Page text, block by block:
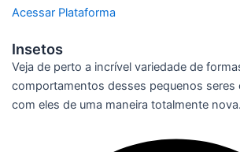
Acessar Plataforma
Insetos
Veja de perto a incrível variedade de
comportamentos desses pequenos seres
com eles de uma maneira totalmente nova.